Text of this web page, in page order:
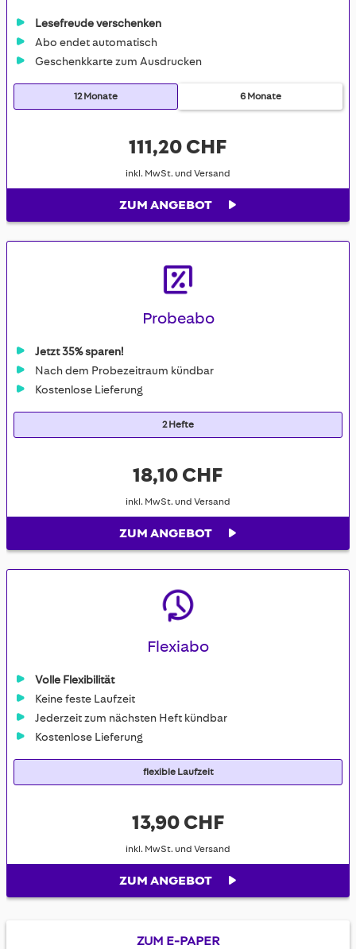
Lesefreude verschenken
Abo endet automatisch
Geschenkkarte zum Ausdrucken
12 Monate 6 Monate
111,20 CHF
inkl. MwSt. und Versand
ZUM ANGEBOT
Probeabo
Jetzt 35% sparen!
Nach dem Probezeitraum kündbar
Kostenlose Lieferung
2 Hefte
18,10 CHF
inkl. MwSt. und Versand
ZUM ANGEBOT
Flexiabo
Volle Flexibilität
Keine feste Laufzeit
Jederzeit zum nächsten Heft kündbar
Kostenlose Lieferung
flexible Laufzeit
13,90 CHF
inkl. MwSt. und Versand
ZUM ANGEBOT
ZUM E-PAPER